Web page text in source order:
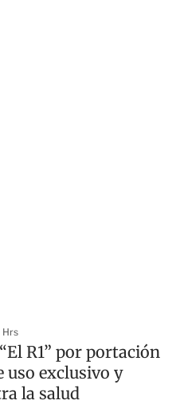
Hrs
R1” por portación
uso exclusivo y
la salud